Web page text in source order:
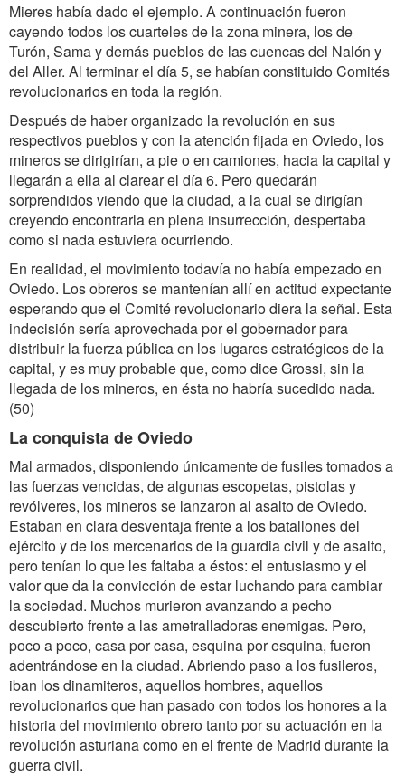
Mieres había dado el ejemplo. A continuación fueron
cayendo todos los cuarteles de la zona minera, los de
Turón, Sama y demás pueblos de las cuencas del Nalón y
del Aller. Al terminar el día 5, se habían constituido Comités
revolucionarios en toda la región.
Después de haber organizado la revolución en sus
respectivos pueblos y con la atención fijada en Oviedo, los
mineros se dirigirían, a pie o en camiones, hacia la capital y
llegarán a ella al clarear el día 6. Pero quedarán
sorprendidos viendo que la ciudad, a la cual se dirigían
creyendo encontrarla en plena insurrección, despertaba
como si nada estuviera ocurriendo.
En realidad, el movimiento todavía no había empezado en
Oviedo. Los obreros se mantenían allí en actitud expectante
esperando que el Comité revolucionario diera la señal. Esta
indecisión sería aprovechada por el gobernador para
distribuir la fuerza pública en los lugares estratégicos de la
capital, y es muy probable que, como dice Grossi, sin la
llegada de los mineros, en ésta no habría sucedido nada.
(50)
La conquista de Oviedo
Mal armados, disponiendo únicamente de fusiles tomados a
las fuerzas vencidas, de algunas escopetas, pistolas y
revólveres, los mineros se lanzaron al asalto de Oviedo.
Estaban en clara desventaja frente a los batallones del
ejército y de los mercenarios de la guardia civil y de asalto,
pero tenían lo que les faltaba a éstos: el entusiasmo y el
valor que da la convicción de estar luchando para cambiar
la sociedad. Muchos murieron avanzando a pecho
descubierto frente a las ametralladoras enemigas. Pero,
poco a poco, casa por casa, esquina por esquina, fueron
adentrándose en la ciudad. Abriendo paso a los fusileros,
iban los dinamiteros, aquellos hombres, aquellos
revolucionarios que han pasado con todos los honores a la
historia del movimiento obrero tanto por su actuación en la
revolución asturiana como en el frente de Madrid durante la
guerra civil.